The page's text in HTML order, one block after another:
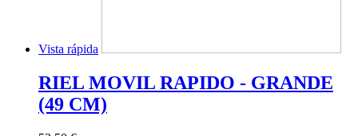
Vista rápida
RIEL MOVIL RAPIDO - GRANDE
(49 CM)